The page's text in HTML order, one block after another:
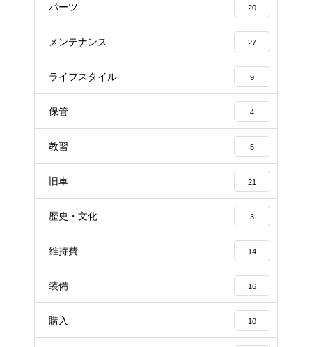
パーツ 20
メンテナンス 27
ライフスタイル 9
保管 4
教習 5
旧車 21
歴史・文化 3
維持費 14
装備 16
購入 10